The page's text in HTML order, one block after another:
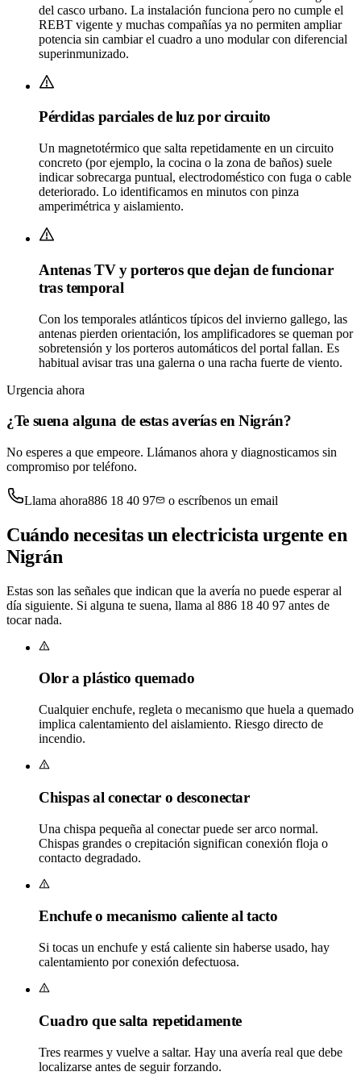
del casco urbano. La instalación funciona pero no cumple el
REBT vigente y muchas compañías ya no permiten ampliar
potencia sin cambiar el cuadro a uno modular con diferencial
superinmunizado.
Pérdidas parciales de luz por circuito
Un magnetotérmico que salta repetidamente en un circuito
concreto (por ejemplo, la cocina o la zona de baños) suele
indicar sobrecarga puntual, electrodoméstico con fuga o cable
deteriorado. Lo identificamos en minutos con pinza
amperimétrica y aislamiento.
Antenas TV y porteros que dejan de funcionar
tras temporal
Con los temporales atlánticos típicos del invierno gallego, las
antenas pierden orientación, los amplificadores se queman por
sobretensión y los porteros automáticos del portal fallan. Es
habitual avisar tras una galerna o una racha fuerte de viento.
Urgencia ahora
¿Te suena alguna de estas averías en Nigrán?
No esperes a que empeore. Llámanos ahora y diagnosticamos sin
compromiso por teléfono.
Llama ahora886 18 40 97 o escríbenos un email
Cuándo necesitas unelectricista urgente en
Nigrán
Estas son las señales que indican que la avería no puede esperar al
día siguiente. Si alguna te suena, llama al 886 18 40 97 antes de
tocar nada.
Olor a plástico quemado
Cualquier enchufe, regleta o mecanismo que huela a quemado
implica calentamiento del aislamiento. Riesgo directo de
incendio.
Chispas al conectar o desconectar
Una chispa pequeña al conectar puede ser arco normal.
Chispas grandes o crepitación significan conexión floja o
contacto degradado.
Enchufe o mecanismo caliente al tacto
Si tocas un enchufe y está caliente sin haberse usado, hay
calentamiento por conexión defectuosa.
Cuadro que salta repetidamente
Tres rearmes y vuelve a saltar. Hay una avería real que debe
localizarse antes de seguir forzando.